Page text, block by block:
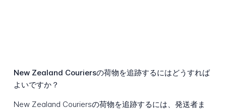
New Zealand Couriersの荷物を追跡するにはどうすれば
よいですか？
New Zealand Couriersの荷物を追跡するには、発送者ま